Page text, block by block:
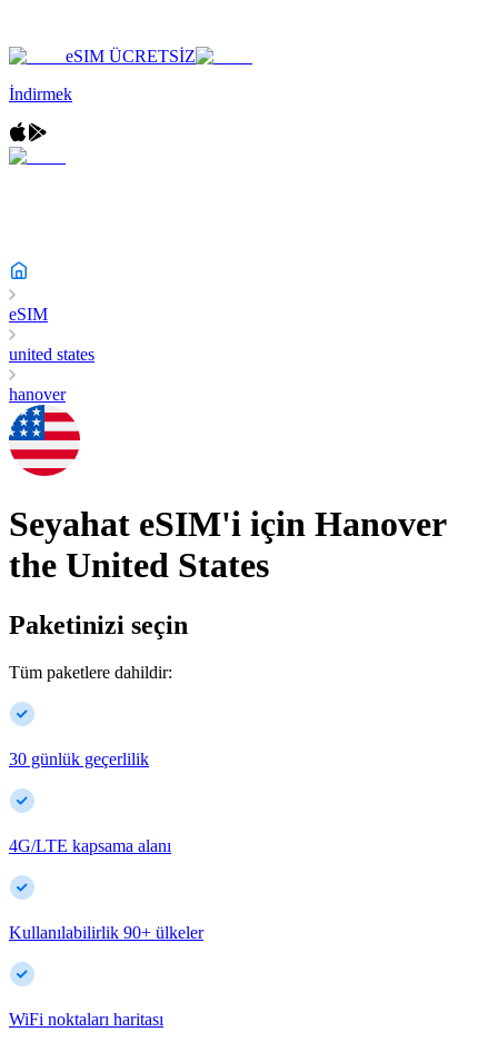
eSIM ÜCRETSİZ
İndirmek
eSIM
united states
hanover
Seyahat eSIM'i için Hanover
the United States
Paketinizi seçin
Tüm paketlere dahildir:
30 günlük geçerlilik
4G/LTE kapsama alanı
Kullanılabilirlik 90+ ülkeler
WiFi noktaları haritası